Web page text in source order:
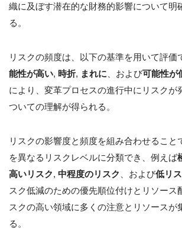
織に及ぼす潜在的な財務的影響について明
る。
リスクの頻度は、以下の基準を用いて評価
能性が高い, 時折, まれに 、および可能性が
により、変革プロセスの進行中にリスクが
ついての理解が得られる。
リスクの影響度と頻度を組み合わせること
を異なるリスクレベルに分類でき、例えば
高いリスク, 中程度のリスク 、および低リ
スク低減のための優先順位付けとリソース
スクの高い領域に多くの注意とリソースが
る。